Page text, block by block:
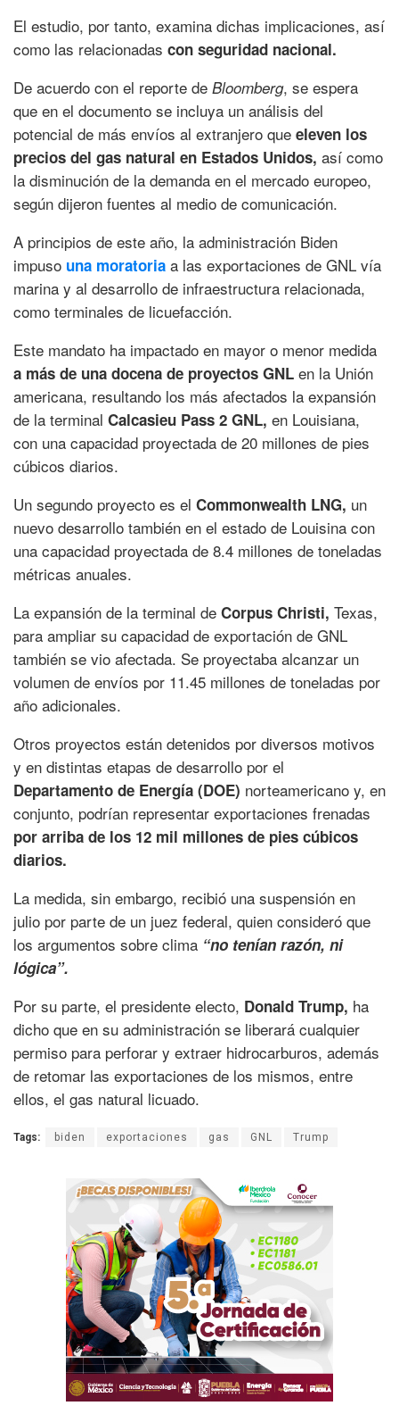
El estudio, por tanto, examina dichas implicaciones, así
como las relacionadas con seguridad nacional.
De acuerdo con el reporte de Bloomberg, se espera
que en el documento se incluya un análisis del
potencial de más envíos al extranjero que eleven los
precios del gas natural en Estados Unidos, así como
la disminución de la demanda en el mercado europeo,
según dijeron fuentes al medio de comunicación.
A principios de este año, la administración Biden
impuso una moratoria a las exportaciones de GNL vía
marina y al desarrollo de infraestructura relacionada,
como terminales de licuefacción.
Este mandato ha impactado en mayor o menor medida
a más de una docena de proyectos GNL en la Unión
americana, resultando los más afectados la expansión
de la terminal Calcasieu Pass 2 GNL, en Louisiana,
con una capacidad proyectada de 20 millones de pies
cúbicos diarios.
Un segundo proyecto es el Commonwealth LNG, un
nuevo desarrollo también en el estado de Louisina con
una capacidad proyectada de 8.4 millones de toneladas
métricas anuales.
La expansión de la terminal de Corpus Christi, Texas,
para ampliar su capacidad de exportación de GNL
también se vio afectada. Se proyectaba alcanzar un
volumen de envíos por 11.45 millones de toneladas por
año adicionales.
Otros proyectos están detenidos por diversos motivos
y en distintas etapas de desarrollo por el
Departamento de Energía (DOE) norteamericano y, en
conjunto, podrían representar exportaciones frenadas
por arriba de los 12 mil millones de pies cúbicos
diarios.
La medida, sin embargo, recibió una suspensión en
julio por parte de un juez federal, quien consideró que
los argumentos sobre clima “no tenían razón, ni
lógica”.
Por su parte, el presidente electo, Donald Trump, ha
dicho que en su administración se liberará cualquier
permiso para perforar y extraer hidrocarburos, además
de retomar las exportaciones de los mismos, entre
ellos, el gas natural licuado.
Tags: biden exportaciones gas GNL Trump